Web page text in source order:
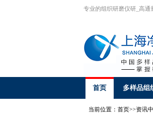
专业的组织研磨仪研_高通
首页 多样品组
当前位置： 首页>>资讯